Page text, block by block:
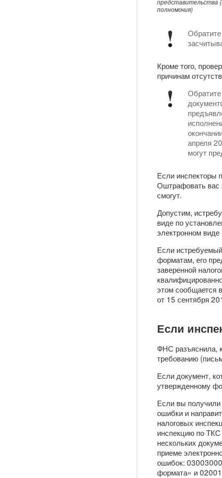
представительства
полномочия)
Кроме того,
причинам
апреля
могут
Если инспекторы
Оштрафовать вас
смогут.
Допустим,
виде по
электронном
Если
форматам, его
заверенной
этом сообщается
от 15 сентября
Если
ФНС разъяснила,
требованию
Если документ,
утвержденному
Если вы получили
ошибки и
налоговых
инспекцию по
нескольких
приеме
ошибок:
формата» и